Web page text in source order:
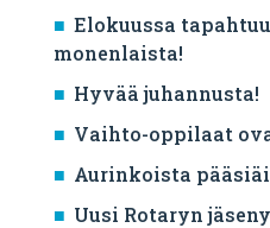
Elokuussa
monenlaista!
Hyvää juhannusta!
Vaihto-oppilaat
Aurinkoista
Uusi Rotaryn